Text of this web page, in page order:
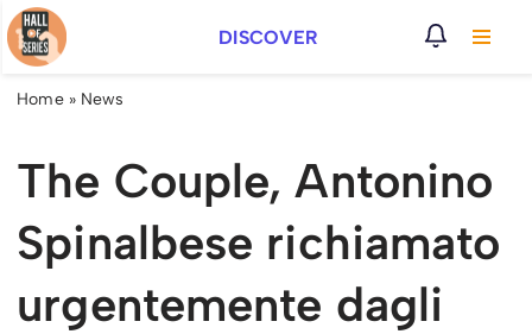
Vai
al
DISCOVER
Home» News
The Couple, Antonino
Spinalbese richiamato
urgentemente dagli